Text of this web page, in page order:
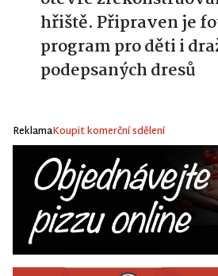
hřiště. Připraven je
program pro děti i
podepsaných dresů
ReklamaKoupit komerční sdělení